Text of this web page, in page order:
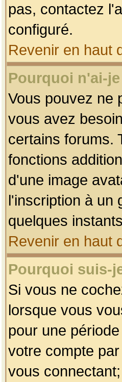
pas, contactez
configuré.
Revenir en haut
Pourquoi n'ai-
Vous pouvez ne
vous avez
certains forums.
fonctions
d'une image
l'inscription à un
quelques
Revenir en haut
Pourquoi suis-
Si vous ne
lorsque vous
pour une
votre compte
vous